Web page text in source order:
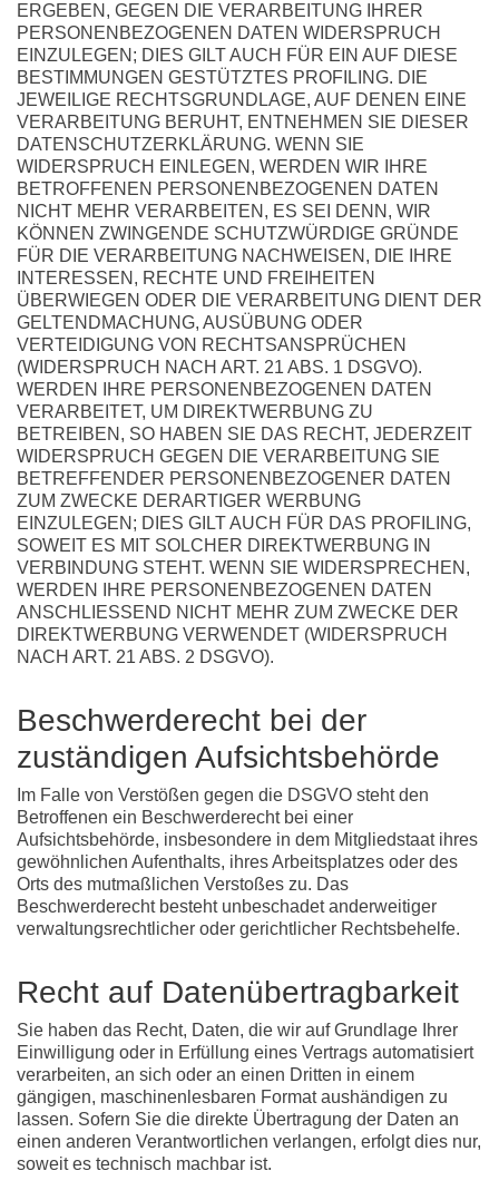
ERGEBEN, GEGEN DIE VERARBEITUNG IHRER
PERSONENBEZOGENEN DATEN WIDERSPRUCH
EINZULEGEN; DIES GILT AUCH FÜR EIN AUF DIESE
BESTIMMUNGEN GESTÜTZTES PROFILING. DIE
JEWEILIGE RECHTSGRUNDLAGE, AUF DENEN EINE
VERARBEITUNG BERUHT, ENTNEHMEN SIE DIESER
DATENSCHUTZERKLÄRUNG. WENN SIE
WIDERSPRUCH EINLEGEN, WERDEN WIR IHRE
BETROFFENEN PERSONENBEZOGENEN DATEN
NICHT MEHR VERARBEITEN, ES SEI DENN, WIR
KÖNNEN ZWINGENDE SCHUTZWÜRDIGE GRÜNDE
FÜR DIE VERARBEITUNG NACHWEISEN, DIE IHRE
INTERESSEN, RECHTE UND FREIHEITEN
ÜBERWIEGEN ODER DIE VERARBEITUNG DIENT DER
GELTENDMACHUNG, AUSÜBUNG ODER
VERTEIDIGUNG VON RECHTSANSPRÜCHEN
(WIDERSPRUCH NACH ART. 21 ABS. 1 DSGVO).
WERDEN IHRE PERSONENBEZOGENEN DATEN
VERARBEITET, UM DIREKTWERBUNG ZU
BETREIBEN, SO HABEN SIE DAS RECHT, JEDERZEIT
WIDERSPRUCH GEGEN DIE VERARBEITUNG SIE
BETREFFENDER PERSONENBEZOGENER DATEN
ZUM ZWECKE DERARTIGER WERBUNG
EINZULEGEN; DIES GILT AUCH FÜR DAS PROFILING,
SOWEIT ES MIT SOLCHER DIREKTWERBUNG IN
VERBINDUNG STEHT. WENN SIE WIDERSPRECHEN,
WERDEN IHRE PERSONENBEZOGENEN DATEN
ANSCHLIESSEND NICHT MEHR ZUM ZWECKE DER
DIREKTWERBUNG VERWENDET (WIDERSPRUCH
NACH ART. 21 ABS. 2 DSGVO).
Beschwerde­recht bei der
zuständigen Aufsichts­behörde
Im Falle von Verstößen gegen die DSGVO steht den
Betroffenen ein Beschwerderecht bei einer
Aufsichtsbehörde, insbesondere in dem Mitgliedstaat ihres
gewöhnlichen Aufenthalts, ihres Arbeitsplatzes oder des
Orts des mutmaßlichen Verstoßes zu. Das
Beschwerderecht besteht unbeschadet anderweitiger
verwaltungsrechtlicher oder gerichtlicher Rechtsbehelfe.
Recht auf Daten­übertrag­barkeit
Sie haben das Recht, Daten, die wir auf Grundlage Ihrer
Einwilligung oder in Erfüllung eines Vertrags automatisiert
verarbeiten, an sich oder an einen Dritten in einem
gängigen, maschinenlesbaren Format aushändigen zu
lassen. Sofern Sie die direkte Übertragung der Daten an
einen anderen Verantwortlichen verlangen, erfolgt dies nur,
soweit es technisch machbar ist.